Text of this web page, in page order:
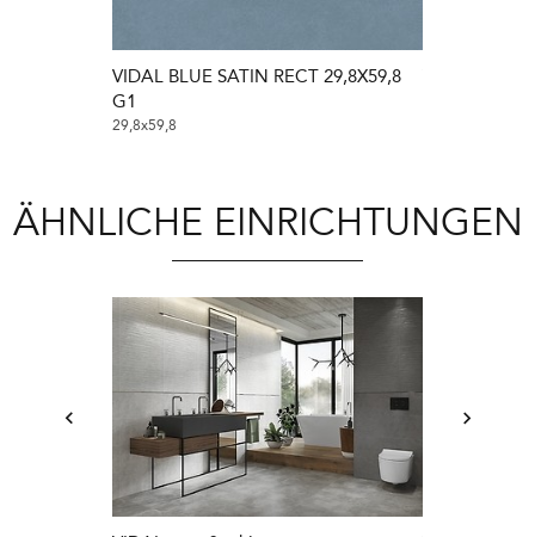
VIDAL BLUE SATIN RECT 29,8X59,8
G1
29,8x59,8
ÄHNLICHE EINRICHTUNGEN